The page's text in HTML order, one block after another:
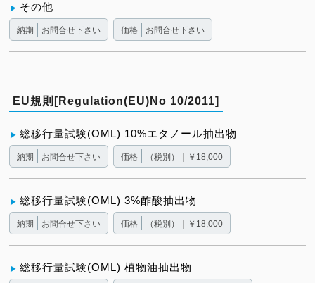
その他
納期 お問合せ下さい 価格 お問合せ下さい
EU規則[Regulation(EU)No 10/2011]
総移行量試験(OML) 10%エタノール抽出物
納期 お問合せ下さい 価格 （税別）｜￥18,000
総移行量試験(OML) 3%酢酸抽出物
納期 お問合せ下さい 価格 （税別）｜￥18,000
総移行量試験(OML) 植物油抽出物